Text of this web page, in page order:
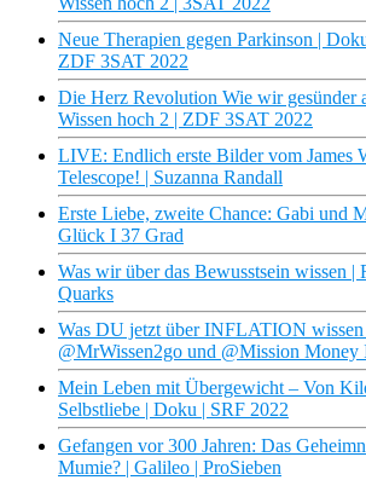
Neue Therapien gegen Parkinson |
ZDF 3SAT 2022
Die Herz Revolution Wie wir gesünder
Wissen hoch 2 | ZDF 3SAT 2022
LIVE: Endlich erste Bilder vom James
Telescope! | Suzanna Randall
Erste Liebe, zweite Chance: Gabi und
Glück I 37 Grad
Was wir über das Bewusstsein wissen |
Quarks
Was DU jetzt über INFLATION wissen
@MrWissen2go und @Mission Money
Mein Leben mit Übergewicht – Von
Selbstliebe | Doku | SRF 2022
Gefangen vor 300 Jahren: Das
Mumie? | Galileo | ProSieben